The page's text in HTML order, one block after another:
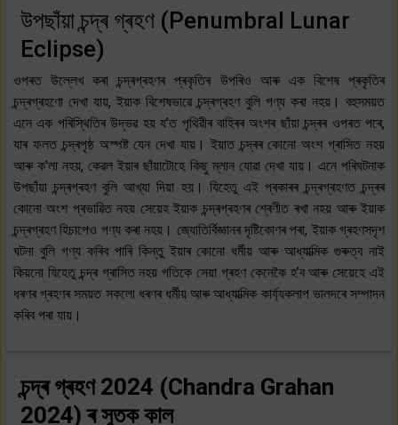
উপছাঁয়া চন্দ্ৰ গ্ৰহণ (Penumbral Lunar
Eclipse)
ওপৰত উল্লেখ কৰা চন্দ্ৰগ্ৰহণৰ প্ৰকৃতিৰ উপৰিও আৰু এক বিশেষ প্ৰকৃতিৰ
চন্দ্ৰগ্ৰহণো দেখা যায়, ইয়াক বিশেষভাৱে চন্দ্ৰগ্ৰহণ বুলি গণ্য কৰা নহয়। বহুসময়ত
এনে এক পৰিস্থিতিৰ উদ্ভৱ হয় য’ত পৃথিৱীৰ বাহিৰৰ অংশৰ ছাঁয়া চন্দ্ৰৰ ওপৰত পৰে,
যাৰ ফলত চন্দ্ৰপৃষ্ঠ অস্পষ্ট যেন দেখা যায়। ইয়াত চন্দ্ৰৰ কোনো অংশ গ্ৰাসিত নহয়
আৰু ক'লা নহয়, কেৱল ইয়াৰ ছাঁয়াটোহে কিছু ম্লান যোৱা দেখা যায়। এনে পৰিঘটনাক
উপছাঁয়া চন্দ্ৰগ্ৰহণ বুলি আখ্যা দিয়া হয়। যিহেতু এই প্ৰকাৰৰ চন্দ্ৰগ্ৰহণত চন্দ্ৰৰ
কোনো অংশ প্ৰভাৱিত নহয় সেয়েহ ইয়াক চন্দ্ৰগ্ৰহণৰ শ্ৰেণীত ৰখা নহয় আৰু ইয়াক
চন্দ্ৰগ্ৰহণ হিচাপেও গণ্য কৰা নহয়। জ্যোতিৰ্বিজ্ঞানৰ দৃষ্টিকোণৰ পৰা, ইয়াক গ্ৰহণসদৃশ
ঘটনা বুলি গণ্য কৰিব পাৰি কিন্তু ইয়াৰ কোনো ধৰ্মীয় আৰু আধ্যাত্মিক গুৰুত্ব নাই
কিয়নো যিহেতু চন্দ্ৰ গ্ৰাসিত নহয় গতিকে সেয়া গ্ৰহণ কেনেকৈ হ’ব আৰু সেয়েহে এই
ধৰণৰ গ্ৰহণৰ সময়ত সকলো ধৰণৰ ধৰ্মীয় আৰু আধ্যাত্মিক কাৰ্য্যকলাপ ভালদৰে সম্পাদন
কৰিব পৰা যায়।
চন্দ্ৰ গ্ৰহণ 2024 (Chandra Grahan
2024) ৰ সুতক কাল